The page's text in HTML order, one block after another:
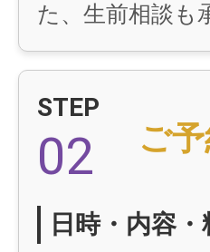
た、生前相談も
STEP
02 ご
日時・内容